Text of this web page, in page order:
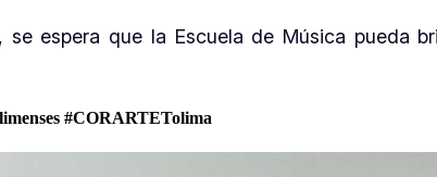
espera que la Escuela de Música pueda
#CORARTETolima